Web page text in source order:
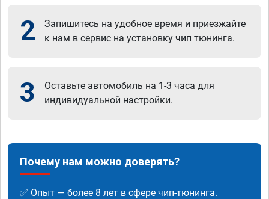
2
Запишитесь на удобное время и приезжайте
к нам в сервис на установку чип тюнинга.
3
Оставьте автомобиль на 1-3 часа для
индивидуальной настройки.
Почему нам можно доверять?
✅ Опыт — более 8 лет в сфере чип-тюнинга.